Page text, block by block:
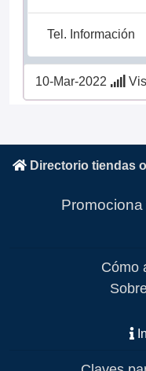
Tel. Información
10-Mar-2022
Directorio tiendas
Cómo